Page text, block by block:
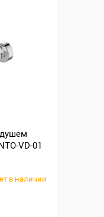
VD-01
в наличии